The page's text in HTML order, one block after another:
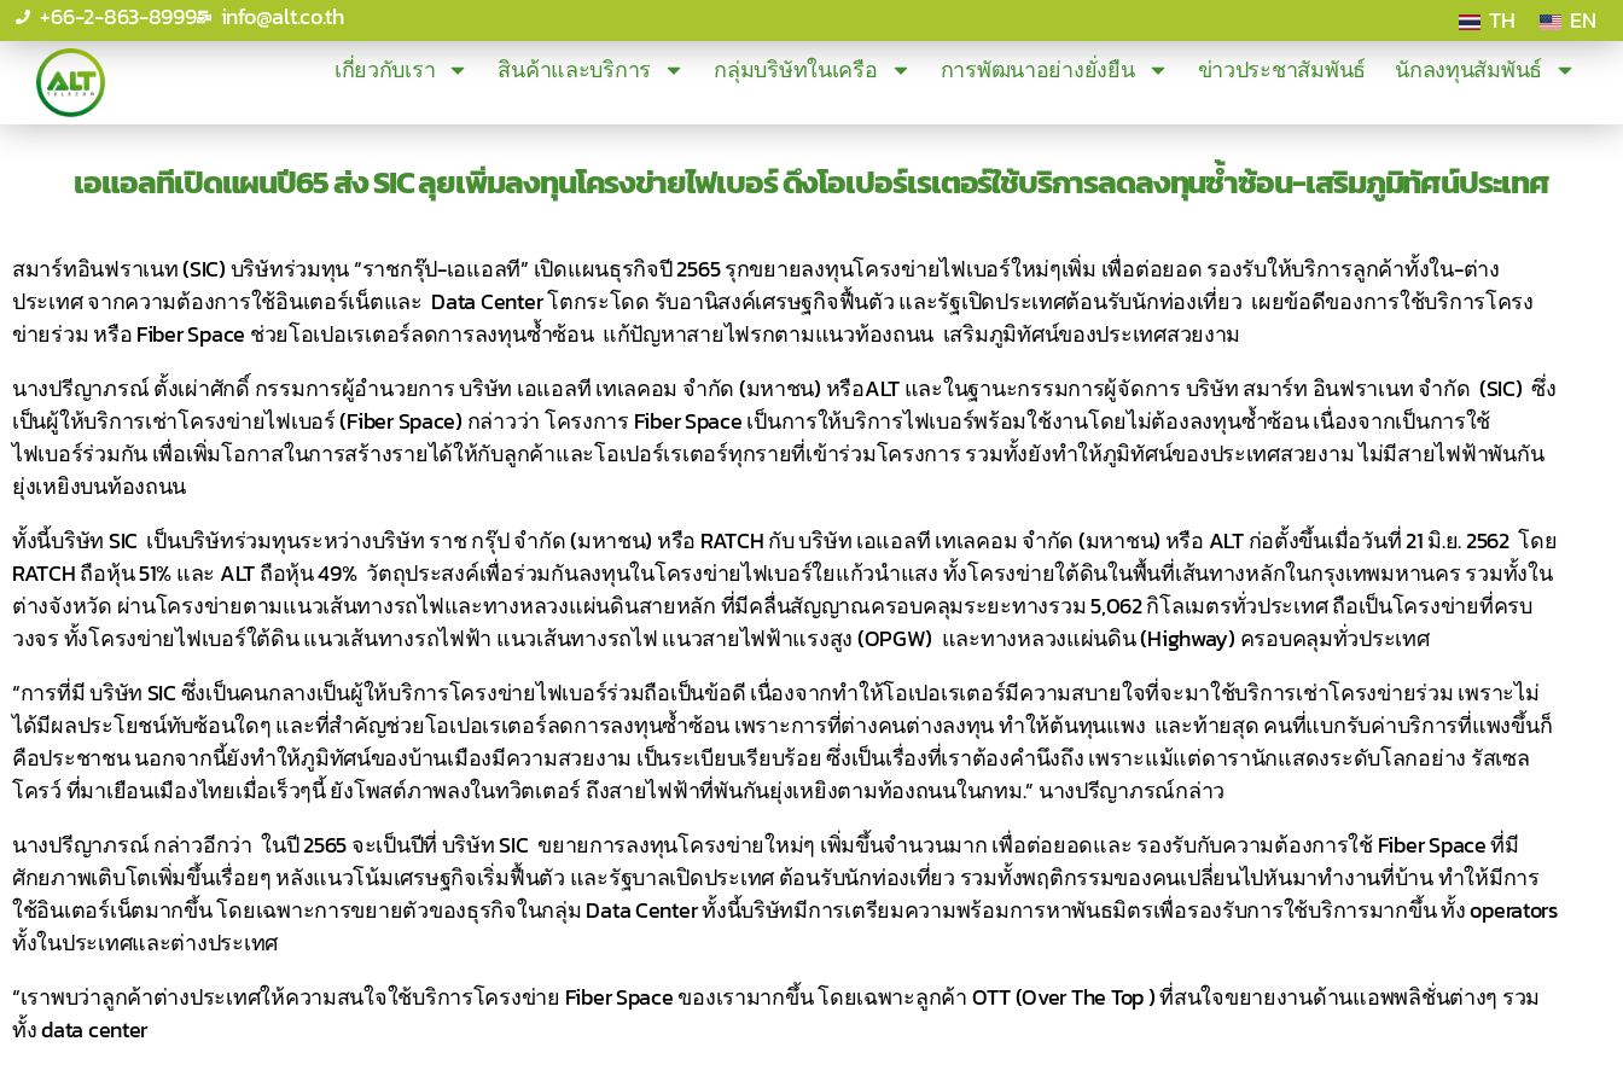
+66-2-863-8999 info@alt.co.th TH
EN
เกี่ยวกับเรา
สินค้าและบริการ กลุ่มบริษัทในเครือ การพัฒนาอย่างยั่งยืน ข่าวประชาสัมพันธ์ นักลงทุนสัมพันธ์
เอแอลทีเปิดแผนปี65 ส่ง SIC ลุยเพิ่มลงทุนโครงข่ายไฟเบอร์ ดึงโอเปอร์เรเตอร์ใช้บริการลดลงทุนซ้ำซ้อน-เสริมภูมิทัศน์ประเทศ
สมาร์ทอินฟราเนท (SIC) บริษัทร่วมทุน “ราชกรุ๊ป-เอแอลที” เปิดแผนธุรกิจปี 2565 รุกขยายลงทุนโครงข่ายไฟเบอร์ใหม่ๆเพิ่ม เพื่อต่อยอด รองรับให้บริการลูกค้าทั้งใน-ต่าง
ประเทศ จากความต้องการใช้อินเตอร์เน็ตและ Data Center โตกระโดด รับอานิสงค์เศรษฐกิจฟื้นตัว และรัฐเปิดประเทศต้อนรับนักท่องเที่ยว เผยข้อดีของการใช้บริการโครง
ข่ายร่วม หรือ Fiber Space ช่วยโอเปอเรเตอร์ลดการลงทุนซ้ำซ้อน แก้ปัญหาสายไฟรกตามแนวท้องถนน เสริมภูมิทัศน์ของประเทศสวยงาม
นางปรีญาภรณ์ ตั้งเผ่าศักดิ์ กรรมการผู้อำนวยการ บริษัท เอแอลที เทเลคอม จำกัด (มหาชน) หรือALT และในฐานะกรรมการผู้จัดการ บริษัท สมาร์ท อินฟราเนท จำกัด (SIC) ซึ่ง
เป็นผู้ให้บริการเช่าโครงข่ายไฟเบอร์ (Fiber Space) กล่าวว่า โครงการ Fiber Space เป็นการให้บริการไฟเบอร์พร้อมใช้งานโดยไม่ต้องลงทุนซ้ำซ้อน เนื่องจากเป็นการใช้
ไฟเบอร์ร่วมกัน เพื่อเพิ่มโอกาสในการสร้างรายได้ให้กับลูกค้าและโอเปอร์เรเตอร์ทุกรายที่เข้าร่วมโครงการ รวมทั้งยังทำให้ภูมิทัศน์ของประเทศสวยงาม ไม่มีสายไฟฟ้าพันกัน
ยุ่งเหยิงบนท้องถนน
ทั้งนี้บริษัท SIC เป็นบริษัทร่วมทุนระหว่างบริษัท ราช กรุ๊ป จำกัด (มหาชน) หรือ RATCH กับ บริษัท เอแอลที เทเลคอม จำกัด (มหาชน) หรือ ALT ก่อตั้งขึ้นเมื่อวันที่ 21 มิ.ย. 2562 โดย
RATCH ถือหุ้น 51% และ ALT ถือหุ้น 49% วัตถุประสงค์เพื่อร่วมกันลงทุนในโครงข่ายไฟเบอร์ใยแก้วนำแสง ทั้งโครงข่ายใต้ดินในพื้นที่เส้นทางหลักในกรุงเทพมหานคร รวมทั้งใน
ต่างจังหวัด ผ่านโครงข่ายตามแนวเส้นทางรถไฟและทางหลวงแผ่นดินสายหลัก ที่มีคลื่นสัญญาณครอบคลุมระยะทางรวม 5,062 กิโลเมตรทั่วประเทศ ถือเป็นโครงข่ายที่ครบ
วงจร ทั้งโครงข่ายไฟเบอร์ใต้ดิน แนวเส้นทางรถไฟฟ้า แนวเส้นทางรถไฟ แนวสายไฟฟ้าแรงสูง (OPGW) และทางหลวงแผ่นดิน (Highway) ครอบคลุมทั่วประเทศ
“การที่มี บริษัท SIC ซึ่งเป็นคนกลางเป็นผู้ให้บริการโครงข่ายไฟเบอร์ร่วมถือเป็นข้อดี เนื่องจากทำให้โอเปอเรเตอร์มีความสบายใจที่จะมาใช้บริการเช่าโครงข่ายร่วม เพราะไม่
ได้มีผลประโยชน์ทับซ้อนใดๆ และที่สำคัญช่วยโอเปอเรเตอร์ลดการลงทุนซ้ำซ้อน เพราะการที่ต่างคนต่างลงทุน ทำให้ต้นทุนแพง และท้ายสุด คนที่แบกรับค่าบริการที่แพงขึ้นก็
คือประชาชน นอกจากนี้ยังทำให้ภูมิทัศน์ของบ้านเมืองมีความสวยงาม เป็นระเบียบเรียบร้อย ซึ่งเป็นเรื่องที่เราต้องคำนึงถึง เพราะแม้แต่ดารานักแสดงระดับโลกอย่าง รัสเซล
โครว์ ที่มาเยือนเมืองไทยเมื่อเร็วๆนี้ ยังโพสต์ภาพลงในทวิตเตอร์ ถึงสายไฟฟ้าที่พันกันยุ่งเหยิงตามท้องถนนในกทม.” นางปรีญาภรณ์กล่าว
นางปรีญาภรณ์ กล่าวอีกว่า ในปี 2565 จะเป็นปีที่ บริษัท SIC ขยายการลงทุนโครงข่ายใหม่ๆ เพิ่มขึ้นจำนวนมาก เพื่อต่อยอดและ รองรับกับความต้องการใช้ Fiber Space ที่มี
ศักยภาพเติบโตเพิ่มขึ้นเรื่อยๆ หลังแนวโน้มเศรษฐกิจเริ่มฟื้นตัว และรัฐบาลเปิดประเทศ ต้อนรับนักท่องเที่ยว รวมทั้งพฤติกรรมของคนเปลี่ยนไปหันมาทำงานที่บ้าน ทำให้มีการ
ใช้อินเตอร์เน็ตมากขึ้น โดยเฉพาะการขยายตัวของธุรกิจในกลุ่ม Data Center ทั้งนี้บริษัทมีการเตรียมความพร้อมการหาพันธมิตรเพื่อรองรับการใช้บริการมากขึ้น ทั้ง operators
ทั้งในประเทศและต่างประเทศ
“เราพบว่าลูกค้าต่างประเทศให้ความสนใจใช้บริการโครงข่าย Fiber Space ของเรามากขึ้น โดยเฉพาะลูกค้า OTT (Over The Top ) ที่สนใจขยายงานด้านแอพพลิชั่นต่างๆ รวม
ทั้ง data center